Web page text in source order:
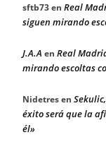
sftb73en Real
siguen mirando
J.A.A en Real
mirando escoltas
Nidetresen
éxito será que la
él»